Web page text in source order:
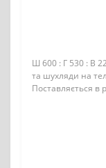
Ш 600 : Г 530 : В
та шухляди на
Поставляється в